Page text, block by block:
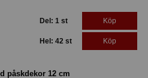
Del: 1 st Köp
Hel: 42 st Köp
påskdekor 12 cm